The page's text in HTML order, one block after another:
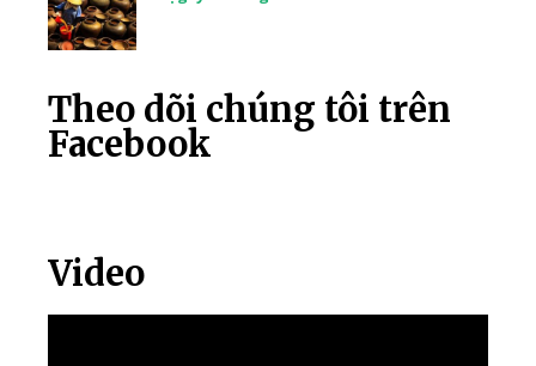
Theo dõi chúng tôi trên
Facebook
Video